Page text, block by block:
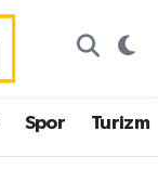
Spor Turizm